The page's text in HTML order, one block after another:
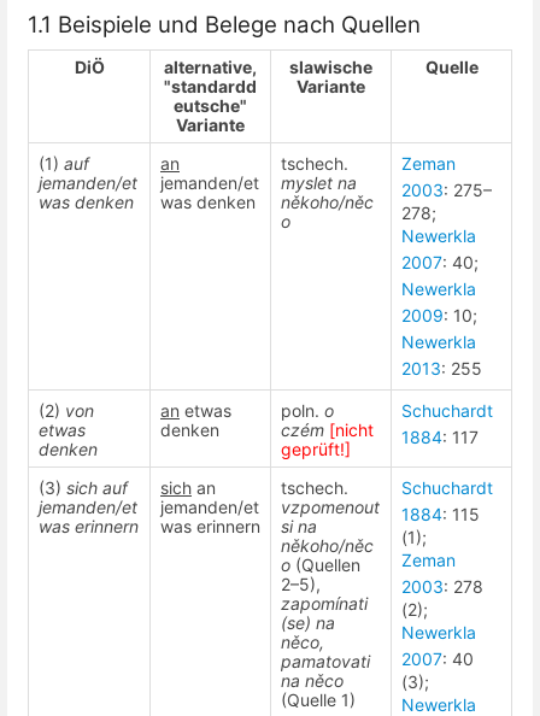
1.1 Beispiele und Belege nach Quellen
DiÖ
alternative,
"standardd
eutsche"
Variante
slawische
Variante
Quelle
(1) auf
jemanden/et
was denken
an
jemanden/et
was denken
tschech.
myslet na
někoho/něc
o
Zeman
2003: 275–
278;
Newerkla
2007: 40;
Newerkla
2009: 10;
Newerkla
2013: 255
(2) von
etwas
denken
an etwas
denken
poln. o
czém [nicht
geprüft!]
Schuchardt
1884: 117
(3) sich auf
jemanden/et
was erinnern
sich an
jemanden/et
was erinnern
tschech.
vzpomenout
si na
někoho/něc
o (Quellen
2–5),
zapomínati
(se) na
něco,
pamatovati
na něco
(Quelle 1)
Schuchardt
1884: 115
(1);
Zeman
2003: 278
(2);
Newerkla
2007: 40
(3);
Newerkla